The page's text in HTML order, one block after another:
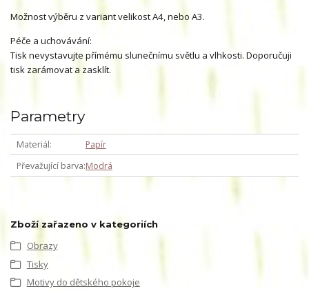
Možnost výběru z variant velikost A4, nebo A3.
Péče a uchovávání:
Tisk nevystavujte přímému slunečnímu světlu a vlhkosti. Doporučuji
tisk zarámovat a zasklít.
Parametry
Materiál
Papír
Převažující barva Modrá
Zboží zařazeno v kategoriích
Obrazy
Tisky
Motivy do dětského pokoje